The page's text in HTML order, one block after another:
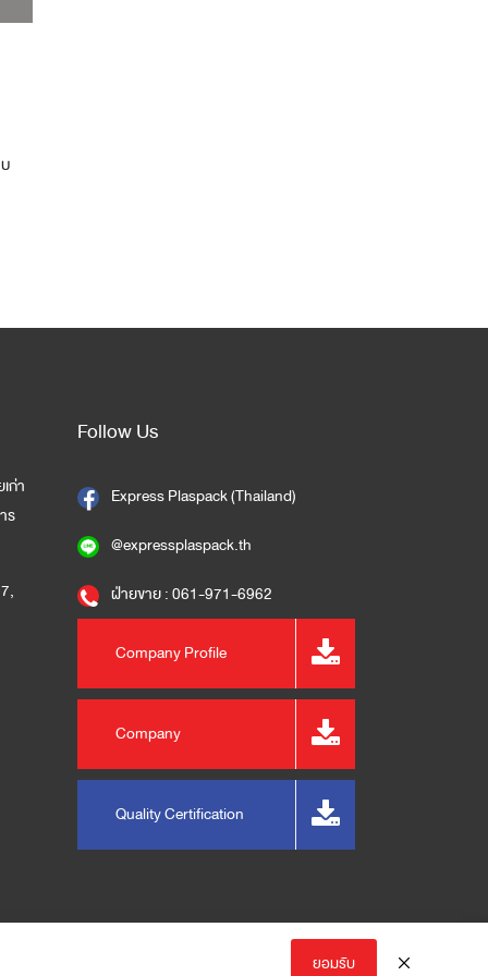
ก่า
ร
,
Follow Us
Express Plaspack (Thailand)
@expressplaspack.th
ฝ่ายขาย : 061-971-6962
Company Profile
Company
Presentation
Quality Certification
ยอมรับ